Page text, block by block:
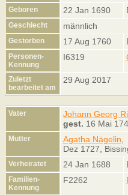
Geboren 22 Jan 1690
Geschlecht männlich
Gestorben 17 Aug 1760
Personen-
Kennung
I6319
Zuletzt
bearbeitet am
29 Aug 2017
Vater Johann Georg
gest. 16 Mai
Mutter Agatha Nägelin
Dez 1727,
Verheiratet 24 Jan 1688
Familien-
Kennung
F2262